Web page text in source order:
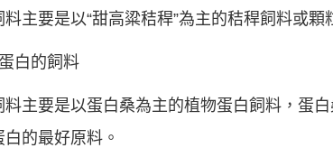
料主要是以“甜高粱秸稈”為主的秸稈飼料或
白的飼料
料主要是以蛋白桑為主的植物蛋白飼料，蛋
白的最好原料。